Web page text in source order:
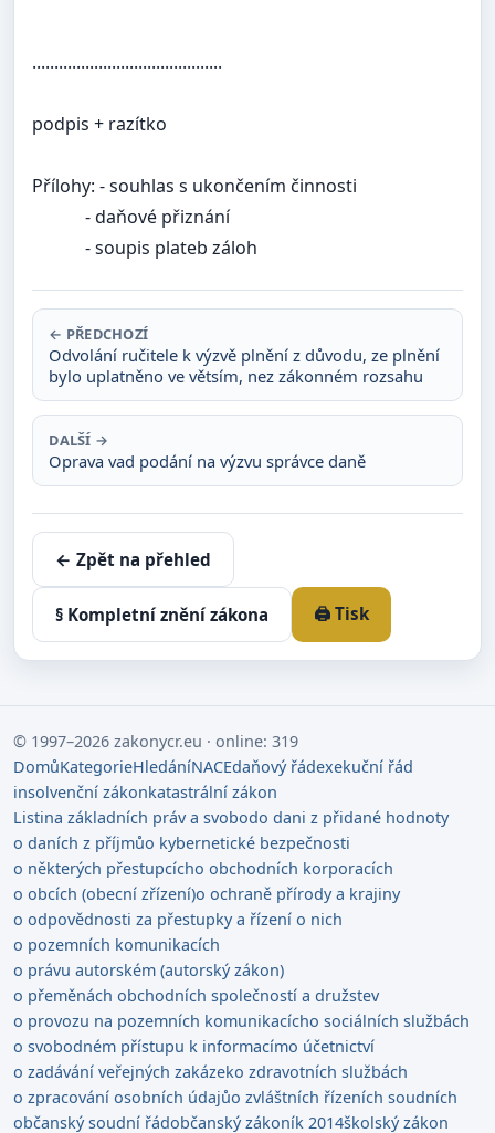
...........................................
podpis + razítko
Přílohy: - souhlas s ukončením činnosti
- daňové přiznání
- soupis plateb záloh
← PŘEDCHOZÍ
Odvolání ručitele k výzvě plnění z důvodu, ze plnění
bylo uplatněno ve větsím, nez zákonném rozsahu
DALŠÍ →
Oprava vad podání na výzvu správce daně
← Zpět na přehled
§ Kompletní znění zákona 🖨️ Tisk
© 1997–2026 zakonycr.eu · online: 319
DomůKategorieHledáníNACEdaňový řádexekuční řád
insolvenční zákonkatastrální zákon
Listina základních práv a svobodo dani z přidané hodnoty
o daních z příjmůo kybernetické bezpečnosti
o některých přestupcícho obchodních korporacích
o obcích (obecní zřízení)o ochraně přírody a krajiny
o odpovědnosti za přestupky a řízení o nich
o pozemních komunikacích
o právu autorském (autorský zákon)
o přeměnách obchodních společností a družstev
o provozu na pozemních komunikacícho sociálních službách
o svobodném přístupu k informacímo účetnictví
o zadávání veřejných zakázeko zdravotních službách
o zpracování osobních údajůo zvláštních řízeních soudních
občanský soudní řádobčanský zákoník 2014školský zákon